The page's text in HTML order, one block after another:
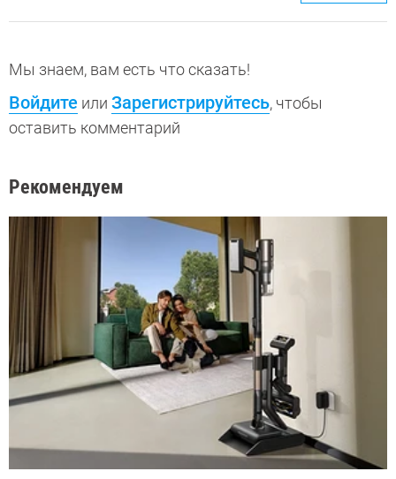
Мы знаем, вам есть что сказать!
Войдите или Зарегистрируйтесь, чтобы
оставить комментарий
Рекомендуем